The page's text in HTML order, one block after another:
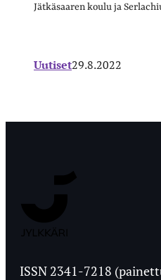
Jätkäsaaren koulu ja
Uutiset29.8.2022
Ylioppilaslehti
ISSN 2341-7218